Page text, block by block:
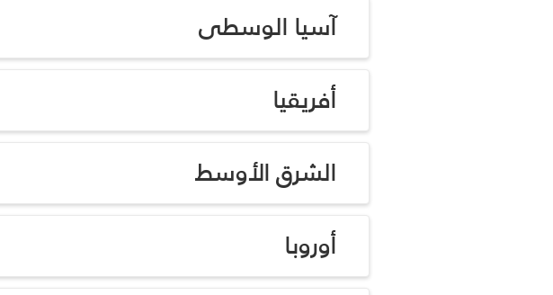
آسيا الوسطى
أفريقيا
الشرق الأوسط
أوروبا